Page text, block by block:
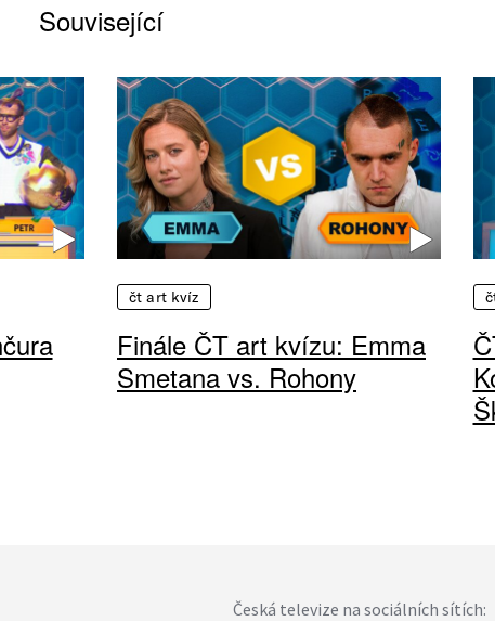
Související
čt art kvíz
Finále ČT art kvízu: Emma
Smetana vs. Rohony
Česká televize na sociálních sítích: